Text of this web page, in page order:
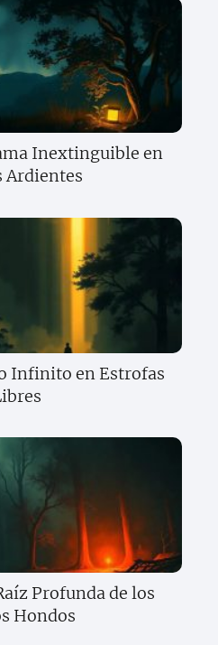
Inextinguible en
Ardientes
Infinito en Estrofas
Profunda de los
Hondos